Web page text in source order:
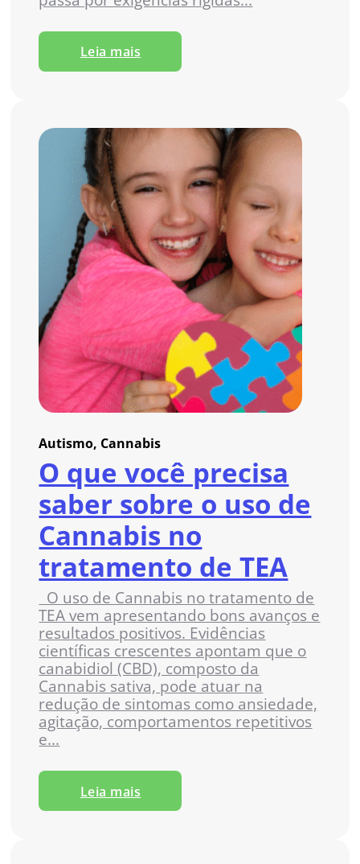
Leia mais
Autismo, Cannabis
O que você precisa
saber sobre o uso de
Cannabis no
tratamento de TEA
O uso de Cannabis no tratamento de
TEA vem apresentando bons avanços e
resultados positivos. Evidências
científicas crescentes apontam que o
canabidiol (CBD), composto da
Cannabis sativa, pode atuar na
redução de sintomas como ansiedade,
agitação, comportamentos repetitivos
e...
Leia mais